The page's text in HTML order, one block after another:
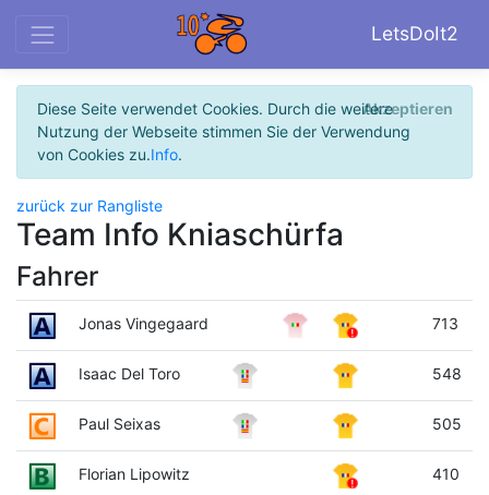
LetsDoIt2
Diese Seite verwendet Cookies. Durch die weitere
Nutzung der Webseite stimmen Sie der Verwendung
von Cookies zu.Info.
Akzeptieren
zurück zur Rangliste
Team Info Kniaschürfa
Fahrer
Jonas Vingegaard 713
Isaac Del Toro 548
Paul Seixas 505
Florian Lipowitz 410